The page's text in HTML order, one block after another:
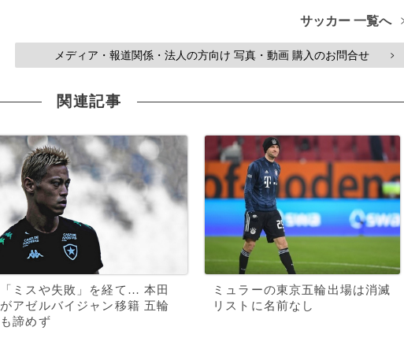
サッカー 一覧へ
メディア・報道関係・法人の方向け 写真・動画 購入のお問合せ >
関連記事
「ミスや失敗」を経て… 本田
がアゼルバイジャン移籍 五輪
も諦めず
ミュラーの東京五輪出場は消滅
リストに名前なし